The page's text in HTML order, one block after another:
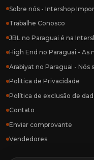
Sobre nós - Intershop
Trabalhe Conosco
JBL no Paraguai é na
High End no Paraguai -
Arabiyat no Paraguai -
Politica de Privacidade
Política de exclusão de
Contato
Enviar comprovante
Vendedores